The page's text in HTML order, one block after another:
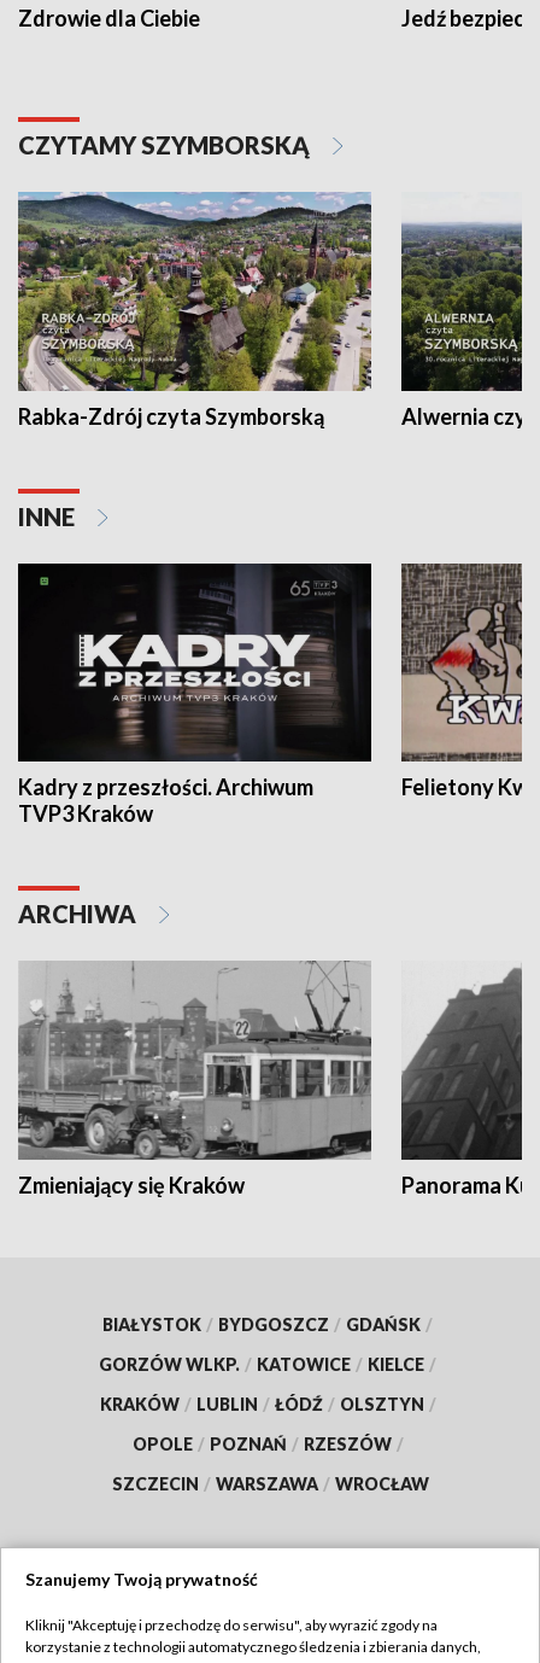
Zdrowie dla Ciebie Jedź
CZYTAMY SZYMBORSKĄ
Rabka-Zdrój czyta Szymborską Alwernia
INNE
Kadry z przeszłości. Archiwum
TVP3 Kraków
Felietony
ARCHIWA
Zmieniający się Kraków Panorama
BIAŁYSTOK / BYDGOSZCZ / GDAŃSK /
GORZÓW WLKP. / KATOWICE / KIELCE /
KRAKÓW / LUBLIN / ŁÓDŹ / OLSZTYN /
OPOLE / POZNAŃ / RZESZÓW /
SZCZECIN / WARSZAWA / WROCŁAW
TVP
Szanujemy Twoją prywatność
Kliknij "Akceptuję i przechodzę do serwisu", aby wyrazić zgody na
korzystanie z technologii automatycznego śledzenia i zbierania danych,